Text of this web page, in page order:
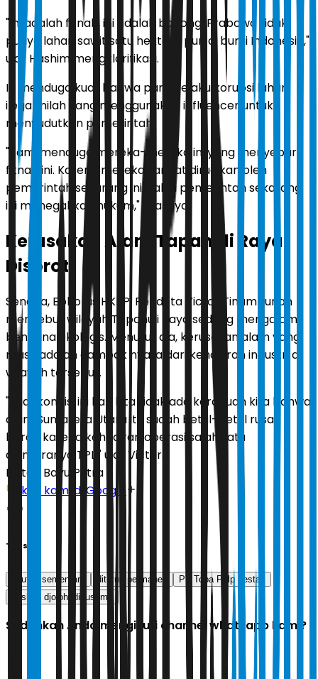
"Ini adalah fitnah, ini adalah bohong. Prabowo tidak
punya lahan sawit satu hektare pun di bumi Indonesia,"
ujar Hashim mengklarifikasi.
Ia menduga kuat bahwa para pelaku korupsi lahan
ilegal inilah yang menggunakan influencer untuk
menyudutkan pemerintah.
"Kami menduga mereka-mereka ini yang menyebar
fitnah ini. Karena mereka sangat dirugikan oleh
pemerintah sekarang ini, kalau pemerintah sekarang
ini menegakkan hukum," jelasnya.
Kerusakan Alam Tapanuli Raya
Disorot
Senada, Ephorus HKBP, Pendeta Victor Tinambunan
menyebut wilayah Tapanuli Raya sedang mengalami
bencana ekologis. Menurut dia, kerusakan alam yang
masif adalah dampak nyata dari kehadiran industri di
wilayah tersebut.
"Jadi, kondisi ini kan kita tidak ada keraguan kita bahwa
alam Sumatera Utara itu sudah betul-betul rusak
berat, karena kehadiran operasi salah satu
diantaranya TPL," ujar Victor.
Editor: Bayu Putra
Ikuti kami di Google
Tags
ditutup sementara ditutup permanen
PT Toba Pulp Lestari
hashim djojohadikusumo
Sudahkah Anda mengikuti channel whatsapp kami?